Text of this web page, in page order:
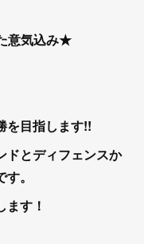
意気込み★
を目指します!!
ドとディフェンスか
。
す！